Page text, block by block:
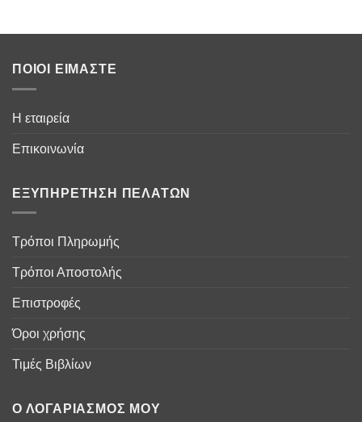
ΠΟΙΟΙ ΕΊΜΑΣΤΕ
Η εταιρεία
Επικοινωνία
ΕΞΥΠΗΡΈΤΗΣΗ ΠΕΛΑΤΏΝ
Τρόποι Πληρωμής
Τρόποι Αποστολής
Επιστροφές
Όροι χρήσης
Τιμές Βιβλίων
Ο ΛΟΓΑΡΙΑΣΜΌΣ ΜΟΥ